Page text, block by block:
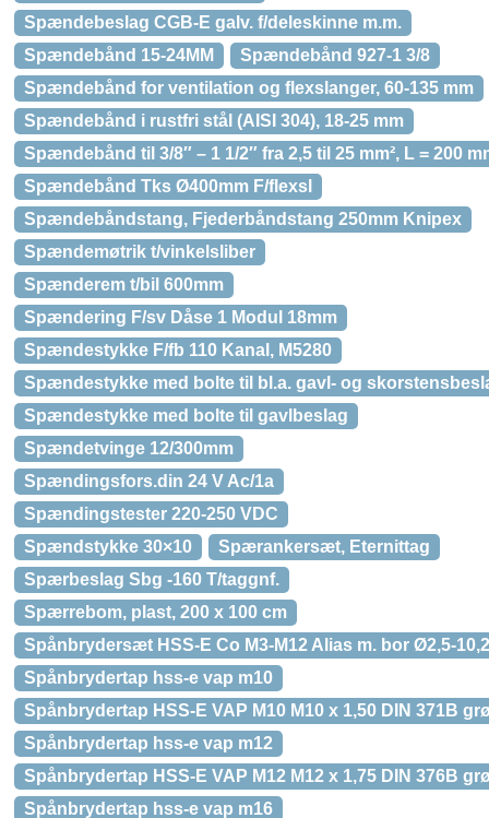
Spændebeslag CGB-E galv. f/deleskinne m.m.
Spændebånd 15-24MM
Spændebånd 927-1 3/8
Spændebånd for ventilation og flexslanger, 60-135 mm
Spændebånd i rustfri stål (AISI 304), 18-25 mm
Spændebånd til 3/8″ – 1 1/2″ fra 2,5 til 25 mm², L = 200
Spændebånd Tks Ø400mm F/flexsl
Spændebåndstang, Fjederbåndstang 250mm Knipex
Spændemøtrik t/vinkelsliber
Spænderem t/bil 600mm
Spændering F/sv Dåse 1 Modul 18mm
Spændestykke F/fb 110 Kanal, M5280
Spændestykke med bolte til bl.a. gavl- og
Spændestykke med bolte til gavlbeslag
Spændetvinge 12/300mm
Spændingsfors.din 24 V Ac/1a
Spændingstester 220-250 VDC
Spændstykke 30×10
Spærankersæt, Eternittag
Spærbeslag Sbg -160 T/taggnf.
Spærrebom, plast, 200 x 100 cm
Spånbrydersæt HSS-E Co M3-M12 Alias m. bor Ø2,5-
Spånbrydertap hss-e vap m10
Spånbrydertap HSS-E VAP M10 M10 x 1,50 DIN 371B
Spånbrydertap hss-e vap m12
Spånbrydertap HSS-E VAP M12 M12 x 1,75 DIN 376B
Spånbrydertap hss-e vap m16